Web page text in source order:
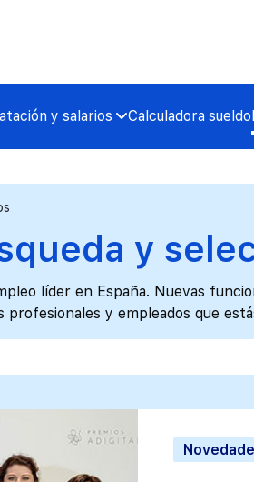
y salarios Calculadora sueldo
y
líder en España. Nuevas
y empleados que